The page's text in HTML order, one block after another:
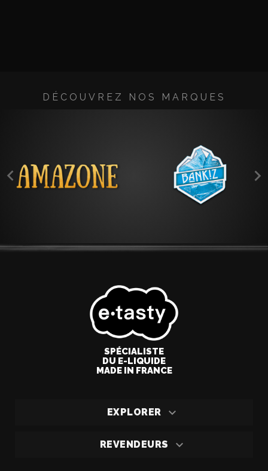
DÉCOUVREZ NOS MARQUES
 
SPÉCIALISTE
DU E-LIQUIDE
MADE IN FRANCE
EXPLORER 
REVENDEURS 